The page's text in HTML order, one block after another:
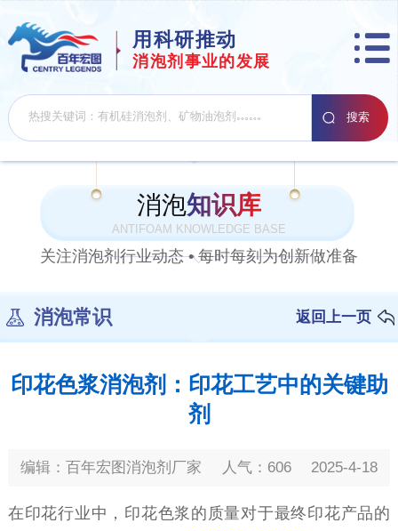
用科研推动
消泡剂事业的发展
消泡知识库
ANTIFOAM KNOWLEDGE BASE
关注消泡剂行业动态 • 每时每刻为创新做准备
消泡常识 返回上一页
印花色浆消泡剂：印花工艺中的关键助
剂
编辑：百年宏图消泡剂厂家 人气：606 2025-4-18
在印花行业中，印花色浆的质量对于最终印花产品的